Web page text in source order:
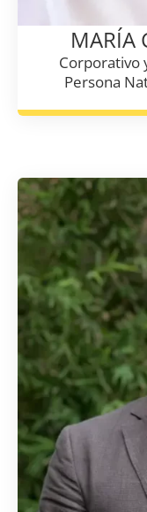
MARÍA
Corporativo
Persona